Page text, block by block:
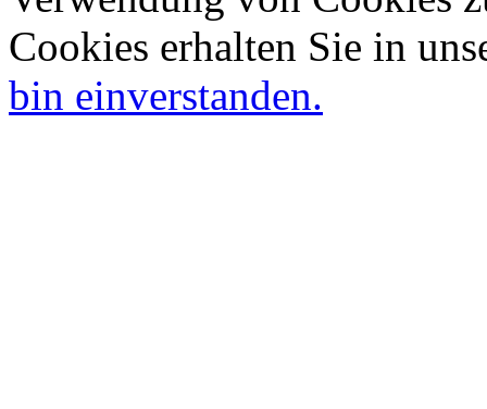
Cookies erhalten Sie in
bin einverstanden.